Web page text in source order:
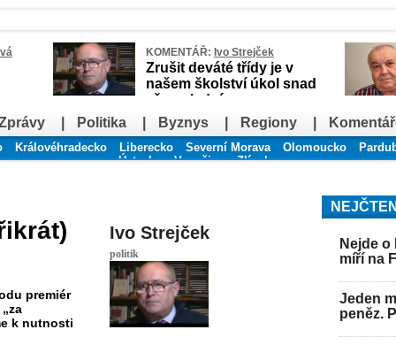
KOMENTÁŘ: Ivo Strejček
Zrušit deváté třídy je v
našem školství úkol snad
až poslední
Politika Byznys Regiony
Královéhradecko Liberecko Severní Morava Olomoucko
Ústecko
Vysočina Zlínsko
Ivo Strejček
politik
premiér
k nutnosti
Nejde o
míří na
Jeden
peněz.